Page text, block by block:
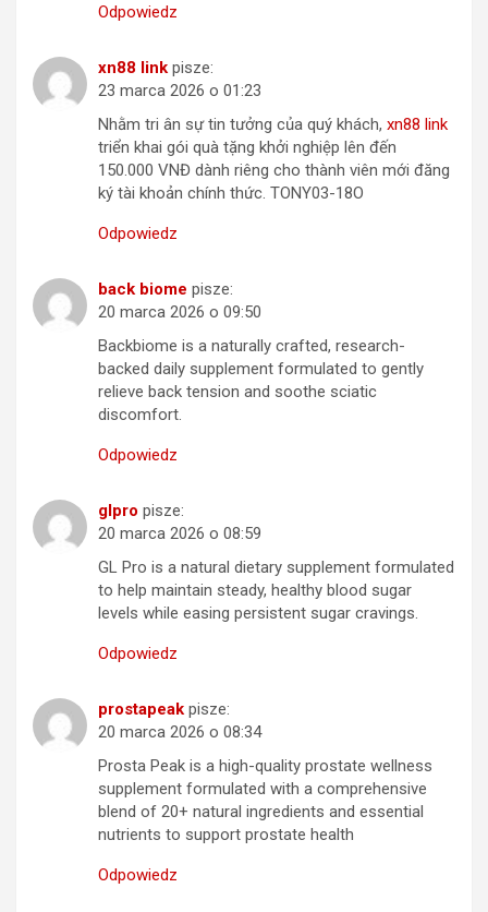
Odpowiedz
xn88 link pisze:
23 marca 2026 o 01:23
Nhằm tri ân sự tin tưởng của quý khách, xn88 link
triển khai gói quà tặng khởi nghiệp lên đến
150.000 VNĐ dành riêng cho thành viên mới đăng
ký tài khoản chính thức. TONY03-18O
Odpowiedz
back biome pisze:
20 marca 2026 o 09:50
Backbiome is a naturally crafted, research-
backed daily supplement formulated to gently
relieve back tension and soothe sciatic
discomfort.
Odpowiedz
glpro pisze:
20 marca 2026 o 08:59
GL Pro is a natural dietary supplement formulated
to help maintain steady, healthy blood sugar
levels while easing persistent sugar cravings.
Odpowiedz
prostapeak pisze:
20 marca 2026 o 08:34
Prosta Peak is a high-quality prostate wellness
supplement formulated with a comprehensive
blend of 20+ natural ingredients and essential
nutrients to support prostate health
Odpowiedz